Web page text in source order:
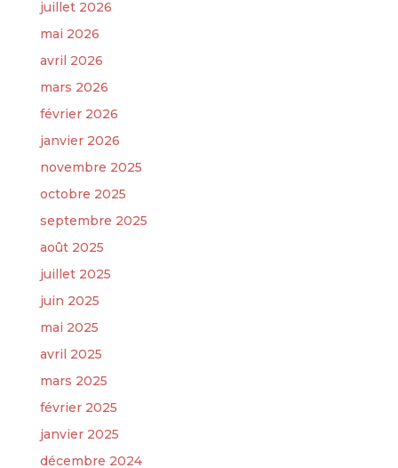
juillet 2026
mai 2026
avril 2026
mars 2026
février 2026
janvier 2026
novembre 2025
octobre 2025
septembre 2025
août 2025
juillet 2025
juin 2025
mai 2025
avril 2025
mars 2025
février 2025
janvier 2025
décembre 2024